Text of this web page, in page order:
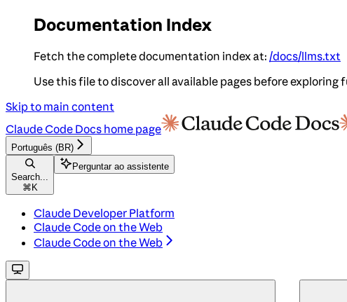
Documentation Index
Fetch the complete documentation index at: /docs/llms.txt
Use this file to discover all available pages before exploring
Skip to main content
Claude Code Docs home page
Português (BR)
Search...
⌘ K
Perguntar ao assistente
Claude Developer Platform
Claude Code on the Web
Claude Code on the Web